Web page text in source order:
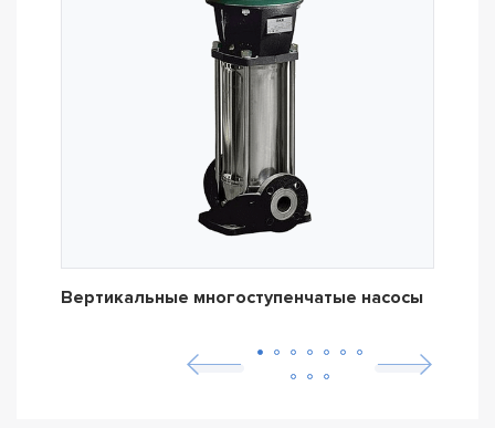
Вертикальные многоступенчатые насосы